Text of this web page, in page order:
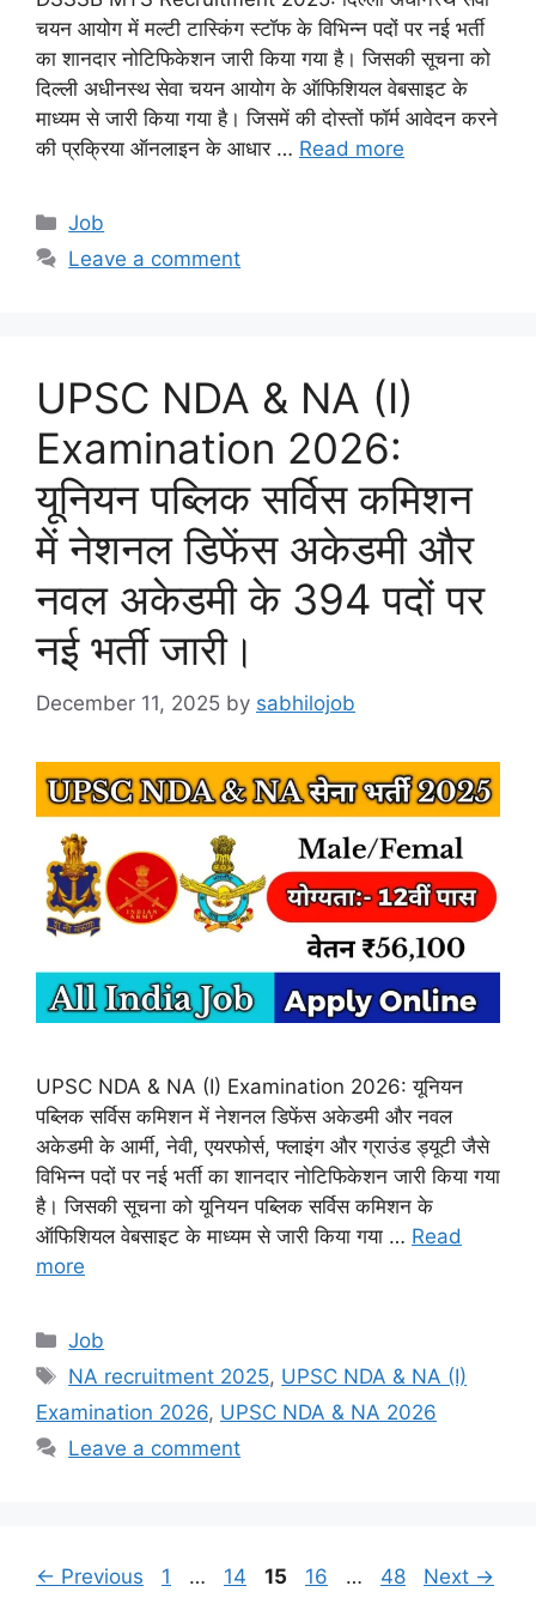
चयन आयोग में मल्टी टास्किंग स्टॉफ के विभिन्न पदों पर नई भर्ती
का शानदार नोटिफिकेशन जारी किया गया है। जिसकी सूचना को
दिल्ली अधीनस्थ सेवा चयन आयोग के ऑफिशियल वेबसाइट के
माध्यम से जारी किया गया है। जिसमें की दोस्तों फॉर्म आवेदन करने
की प्रक्रिया ऑनलाइन के आधार … Read more
Categories
Job
Leave a comment
UPSC NDA & NA (I)
Examination 2026:
यूनियन पब्लिक सर्विस कमिशन
में नेशनल डिफेंस अकेडमी और
नवल अकेडमी के 394 पदों पर
नई भर्ती जारी।
December 11, 2025 by sabhilojob
UPSC NDA & NA (I) Examination 2026: यूनियन
पब्लिक सर्विस कमिशन में नेशनल डिफेंस अकेडमी और नवल
अकेडमी के आर्मी, नेवी, एयरफोर्स, फ्लाइंग और ग्राउंड ड्यूटी जैसे
विभिन्न पदों पर नई भर्ती का शानदार नोटिफिकेशन जारी किया गया
है। जिसकी सूचना को यूनियन पब्लिक सर्विस कमिशन के
ऑफिशियल वेबसाइट के माध्यम से जारी किया गया … Read
more
Categories
Job
Tags
NA recruitment 2025, UPSC NDA & NA (I)
Examination 2026, UPSC NDA & NA 2026
Leave a comment
← Previous Page
1 … Page
14 Page
15 Page
16 … Page
48 Next →